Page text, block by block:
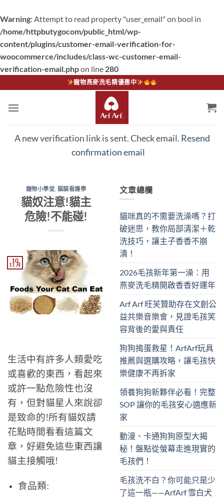
Warning: Attempt to read property "user_email" on bool in
/home/httpbutygocom/public_html/wp-
content/plugins/customer-email-verification-for-
woocommerce/includes/class-wc-customer-email-
verification-email.phpon line 280
to
content
寵物燕麥洗毛精優惠中
A new verification link is sent. Check email. Resend
confirmation email
寵物小學堂 貓貓看護學
貓奴注意!貓主
危險!不能碰!
10
11 月
生活中有許多人類愛吃
或喜歡的東西，看起來
或許一點危險性也沒
有，但對貓星人來說卻
是致命的!所有貓奴請
花點時間看看這篇文
章，好避免這些東西讓
貓主接觸哦!
食品類:
文章總欄
貓咪真的不需要洗澡嗎？打
破迷思，教你局部清潔＋乾
洗技巧，讓主子香香不崩
潰！
2026毛孩新年第一澡：用
燕麥洗毛精開啟香香好運年
Arf Arf 旺芙贊助存在文創公
益共樂音樂會，見證毛孩笑
容背後的愛與責任
狗狗搗蛋救星！ArfArf玩具
推薦與選購攻略，讓毛孩快
樂健康不再拆家
領養狗狗新夥伴必看！完整
SOP 讓你的毛孩安心適應新
家
動漫、卡通狗狗原型大揭
秘！盤點從螢幕走進現實的
毛孩們！
毛孩洗不白？你可能只是少
了這一瓶——ArfArf 雪白犬